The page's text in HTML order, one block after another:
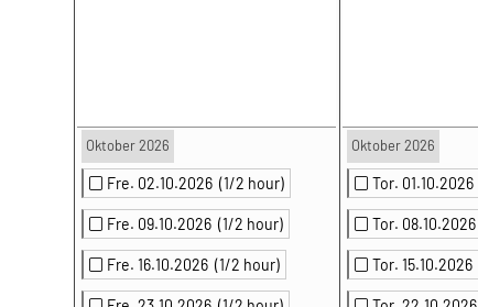
Oktober 2026
Fre. 02.10.2026 (1/2 hour)
Fre. 09.10.2026 (1/2 hour)
Fre. 16.10.2026 (1/2 hour)
Oktober 2026
Tor. 01.10.2026
Tor. 08.10.2026
Tor. 15.10.2026